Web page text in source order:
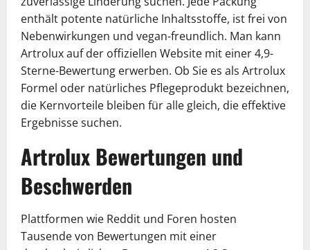
enthält potente natürliche Inhaltsstoffe, ist frei von
Nebenwirkungen und vegan-freundlich. Man kann
Artrolux auf der offiziellen Website mit einer 4,9-
Sterne-Bewertung erwerben. Ob Sie es als Artrolux
Formel oder natürliches Pflegeprodukt bezeichnen,
die Kernvorteile bleiben für alle gleich, die effektive
Ergebnisse suchen.
Artrolux Bewertungen und
Beschwerden
Plattformen wie Reddit und Foren hosten
Tausende von Bewertungen mit einer